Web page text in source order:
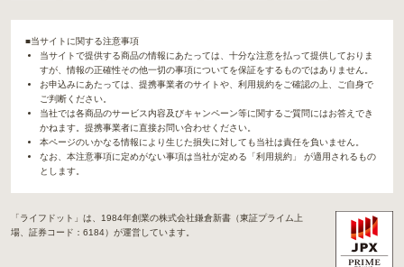
■当サイトに関する注意事項
当サイトで提供する商品の情報にあたっては、十分な注意を払って提供しておりま
すが、情報の正確性その他一切の事項についてを保証をするものではありません。
お申込みにあたっては、提携事業者のサイトや、利用規約をご確認の上、ご自身で
ご判断ください。
当社では各商品のサービス内容及びキャンペーン等に関するご質問にはお答えでき
かねます。提携事業者に直接お問い合わせください。
本ページのいかなる情報により生じた損失に対しても当社は責任を負いません。
なお、本注意事項に定めがない事項は当社が定める「利用規約」 が適用されるもの
とします。
「ライフドット」は、1984年創業の株式会社鎌倉新書（東証プライム上
場、証券コード：6184）が運営しています。